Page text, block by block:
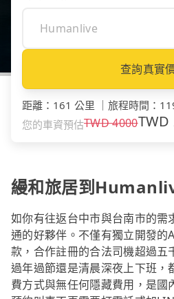
查詢真實
距離 ： 161 公里 旅程時間 ：
您的車資預估TWD4000TWD
縵和旅居到
如你有往返台中市與台南市的
通的好夥伴。不僅有獨立開發的
款，合作註冊的合法司機超過五
過年過節還是清晨深夜上下班，
費方式與無任何隱藏費用，是國